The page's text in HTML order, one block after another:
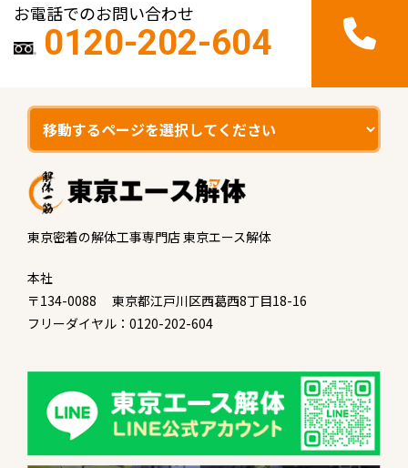
お電話でのお問い合わせ
0120-202-604
東京密着の解体工事専門店 東京エース解体
本社
〒134-0088 東京都江戸川区西葛西8丁目18-16
フリーダイヤル：0120-202-604